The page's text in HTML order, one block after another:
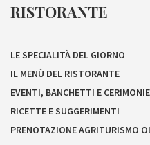
RISTORANTE
LE SPECIALITÀ DEL GIORNO
IL MENÙ DEL RISTORANTE
EVENTI, BANCHETTI E
RICETTE E SUGGERIMENTI
PRENOTAZIONE AGRITURISMO